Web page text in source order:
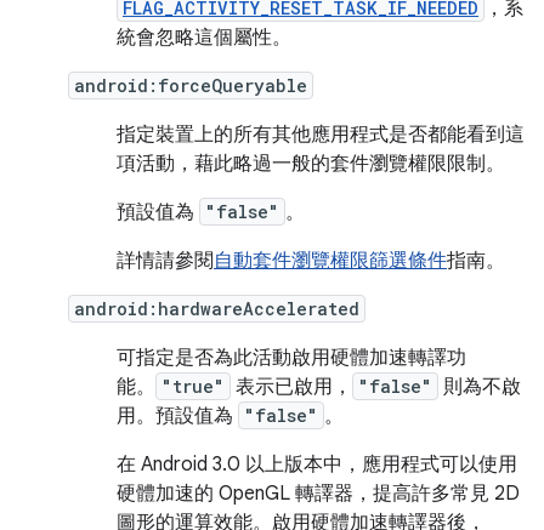
FLAG_ACTIVITY_RESET_TASK_IF_NEEDED
，系
統會忽略這個屬性。
android:forceQueryable
指定裝置上的所有其他應用程式是否都能看到這
項活動，藉此略過一般的套件瀏覽權限限制。
預設值為
"false" 。
詳情請參閱 自動套件瀏覽權限篩選條件指南。
android:hardwareAccelerated
可指定是否為此活動啟用硬體加速轉譯功
能。
"true" 表示已啟用， "false"
則為不啟
用。預設值為
"false" 。
在 Android 3.0 以上版本中，應用程式可以使用
硬體加速的 OpenGL 轉譯器，提高許多常見 2D
圖形的運算效能。啟用硬體加速轉譯器後，